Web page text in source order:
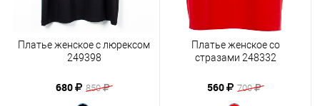
Платье женское с люрексом
249398
680 850
Платье женское со
стразами 248332
560 700